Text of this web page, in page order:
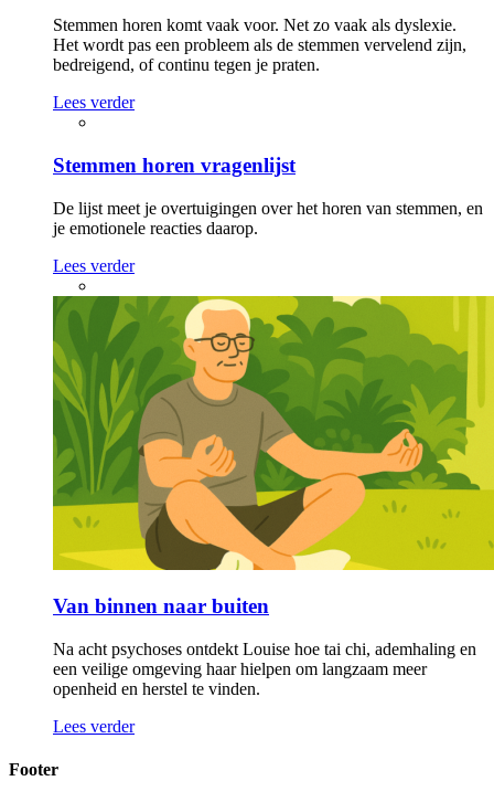
Stemmen horen komt vaak voor. Net zo vaak als dyslexie.
Het wordt pas een probleem als de stemmen vervelend zijn,
bedreigend, of continu tegen je praten.
Lees verder
Stemmen horen vragenlijst
De lijst meet je overtuigingen over het horen van stemmen, en
je emotionele reacties daarop.
Lees verder
Van binnen naar buiten
Na acht psychoses ontdekt Louise hoe tai chi, ademhaling en
een veilige omgeving haar hielpen om langzaam meer
openheid en herstel te vinden.
Lees verder
Footer